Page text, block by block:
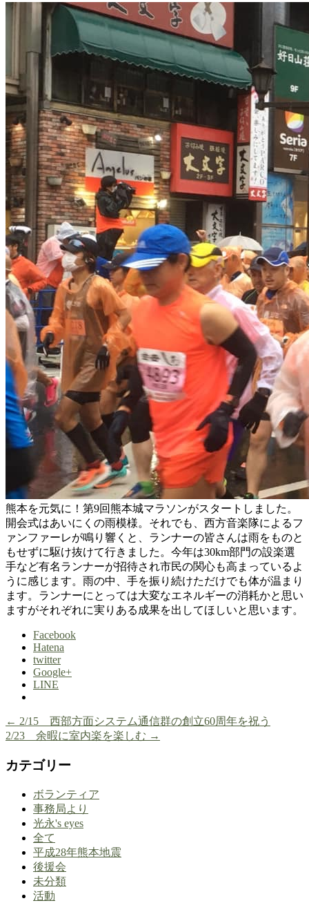
熊本を元気に！第9回熊本城マラソンがスタートしました。
開会式はあいにくの雨模様。それでも、西方音楽隊によるフ
ァンファーレが鳴り響くと、ランナーの皆さんは雨をものと
もせずに駆け抜けて行きました。今年は30km部門の設楽選
手など有名ランナーが招待され市民の関心も高まっているよ
うに感じます。雨の中、手を振り続けただけでも体が温まり
ます。ランナーにとっては大変なエネルギーの消耗かと思い
ますがそれぞれに実りある成果を出してほしいと思います。
Facebook
Hatena
twitter
Google+
LINE
← 2/15 西部方面システム通信群の創立60周年を祝う
2/23 余暇に室内楽を楽しむ →
カテゴリー
ボランティア
事務局より
光永's eyes
全て
平成28年熊本地震
後援会
未分類
活動